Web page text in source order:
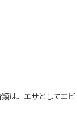
、エサとしてエビ